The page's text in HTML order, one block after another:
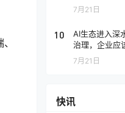
7月21日
10
AI生态进入深
治理，企业应
7月21日
快讯